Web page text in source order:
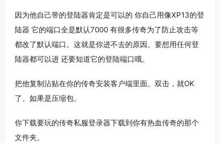
因为他自己带的登陆器肯定是可以的 你自己用像XP13的登
陆器 它的端口全是默认7000 有很多传奇为了防止攻击等
都改了默认端口。这就是你进不去的原因。要想用任何登
陆器都可以进 还要知道它的登陆端口哦。
把他复制沾贴在你的传奇安装客户端里面。双击，就OK
了。如果是压缩包。
你下载要玩的传奇私服登录器下载到你有热血传奇的那个
文件夹。